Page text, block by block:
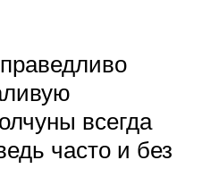
всегда
часто и без